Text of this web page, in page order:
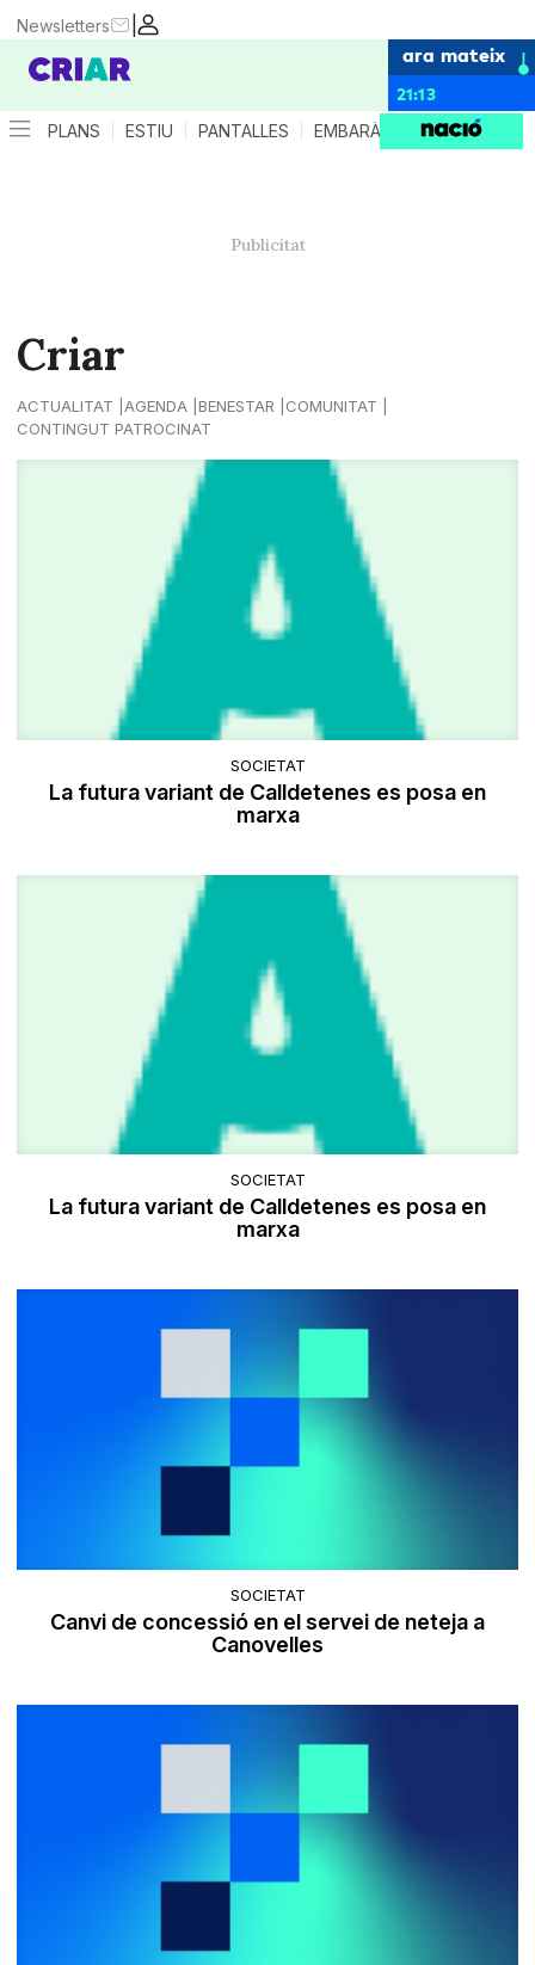
|
Newsletters
ara mateix
21:13
PLANS ESTIU PANTALLES EMBARÀS CRIANÇA
Criar
ACTUALITAT AGENDA BENESTAR
COMUNITAT
CONTINGUT PATROCINAT
SOCIETAT
La futura variant de Calldetenes es posa en
marxa
SOCIETAT
La futura variant de Calldetenes es posa en
marxa
SOCIETAT
Canvi de concessió en el servei de neteja a
Canovelles